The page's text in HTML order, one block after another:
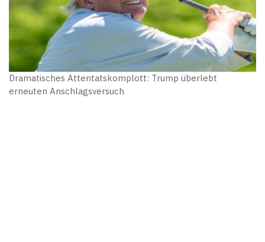
Dramatisches Attentatskomplott: Trump überlebt
erneuten Anschlagsversuch